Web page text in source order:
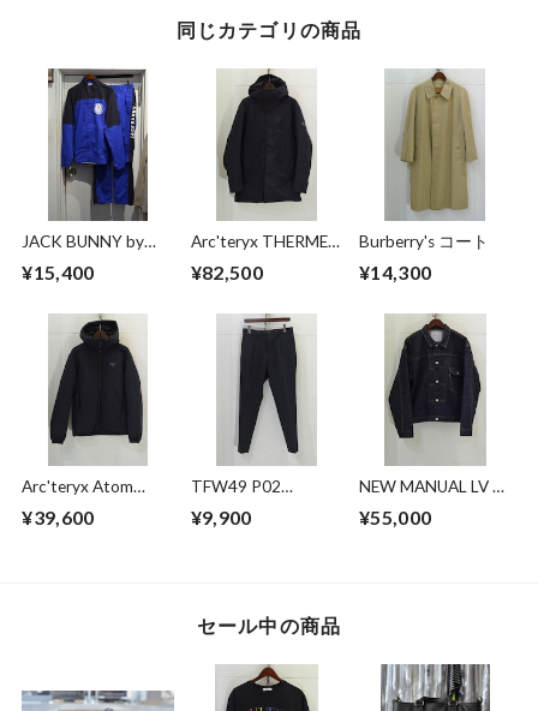
同じカテゴリの商品
JACK BUNNY by
ップ付き セットア
¥15,400
Arc'teryx THERME
¥82,500
Burberry's コート
¥14,300
Arc'teryx Atom
¥39,600
TFW49 P02
¥9,900
NEW MANUAL LV T-
JACKET
¥55,000
セール中の商品